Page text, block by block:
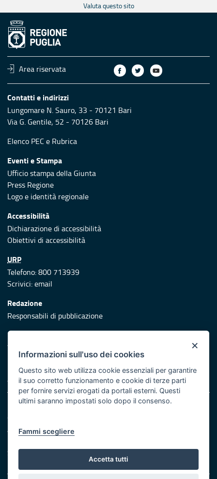
Valuta questo sito
Area riservata
Contatti e indirizzi
Lungomare N. Sauro, 33 - 70121 Bari
Via G. Gentile, 52 - 70126 Bari
Elenco PEC e Rubrica
Eventi e Stampa
Ufficio stampa della Giunta
Press Regione
Logo e identità regionale
Accessibilità
Dichiarazione di accessibilità
Obiettivi di accessibilità
URP
Telefono: 800 713939
Scrivici:email
Redazione
Responsabili di pubblicazione
Protezione civile
Vai al sito di Protezione Civile Puglia
Iniziativa finanziata con risorse del POR Puglia 2014/2020 -
Asse XI
Note legali
Cookie e privacy
Atti di notifica
Servizi Intranet
×
Informazioni sull'uso dei cookies
Questo sito web utilizza cookie essenziali per garantire
il suo corretto funzionamento e cookie di terze parti
per fornire servizi erogati da portali esterni. Questi
ultimi saranno impostati solo dopo il consenso.
Fammi scegliere
Accetta tutti